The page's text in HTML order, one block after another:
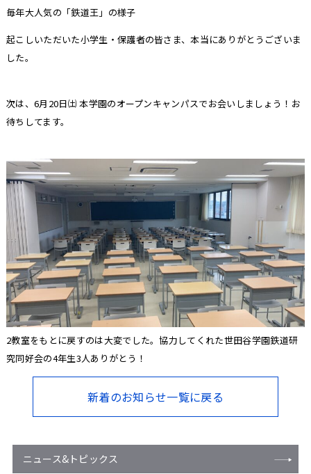
毎年大人気の「鉄道王」の様子
起こしいただいた小学生・保護者の皆さま、本当にありがとうございま
した。
次は、6月20日㈯ 本学園のオープンキャンパスでお会いしましょう！お
待ちしてます。
2教室をもとに戻すのは大変でした。協力してくれた世田谷学園鉄道研
究同好会の4年生3人ありがとう！
新着のお知らせ一覧に戻る
ニュース&トピックス